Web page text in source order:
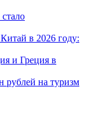
в 2026 году:
и Греция в
рублей на туризм